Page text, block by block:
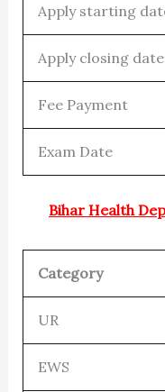
Apply starting
Apply closing
Fee Payment
Exam Date
Bihar Health
Category
UR
EWS